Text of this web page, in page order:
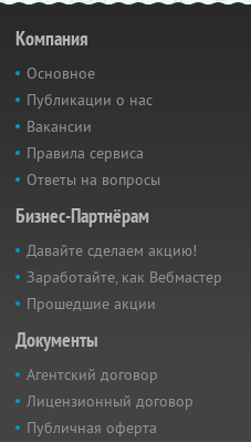
Компания
Основное
Публикации о нас
Вакансии
Правила сервиса
Ответы на вопросы
Бизнес-Партнёрам
Давайте сделаем акцию!
Заработайте, как Вебмастер
Прошедшие акции
Документы
Агентский договор
Лицензионный договор
Публичная оферта